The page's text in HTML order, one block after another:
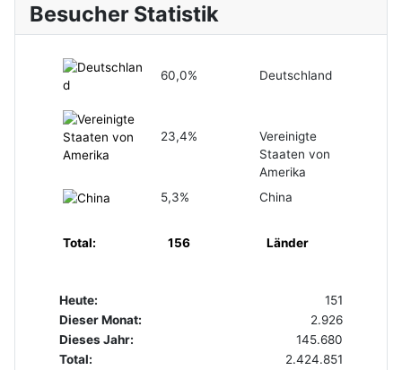
Besucher Statistik
60,0% Deutschland
23,4%
Vereinigte
Staaten von
Amerika
5,3%
China
Total: 156 Länder
Heute:
151
Dieser Monat:
2.926
Dieses Jahr:
145.680
Total:
2.424.851